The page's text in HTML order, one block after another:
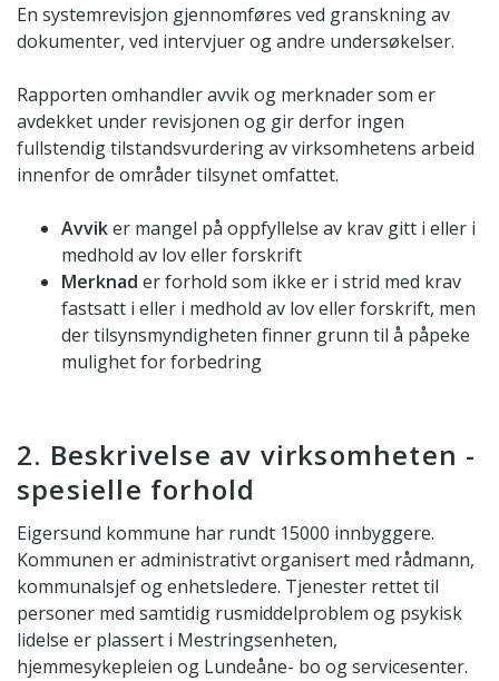
En systemrevisjon gjennomføres ved granskning av
dokumenter, ved intervjuer og andre undersøkelser.
Rapporten omhandler avvik og merknader som er
avdekket under revisjonen og gir derfor ingen
fullstendig tilstandsvurdering av virksomhetens arbeid
innenfor de områder tilsynet omfattet.
Avviker mangel på oppfyllelse av krav gitt i eller i
medhold av lov eller forskrift
Merknad er forhold som ikke er i strid med krav
fastsatt i eller i medhold av lov eller forskrift, men
der tilsynsmyndigheten finner grunn til å påpeke
mulighet for forbedring
2. Beskrivelse av virksomheten -
spesielle forhold
Eigersund kommune har rundt 15000 innbyggere.
Kommunen er administrativt organisert med rådmann,
kommunalsjef og enhetsledere. Tjenester rettet til
personer med samtidig rusmiddelproblem og psykisk
lidelse er plassert i Mestringsenheten,
hjemmesykepleien og Lundeåne- bo og servicesenter.